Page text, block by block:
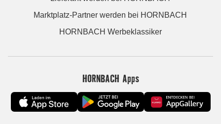
Marktplatz-Partner werden bei HORNBACH
HORNBACH Werbeklassiker
HORNBACH Apps